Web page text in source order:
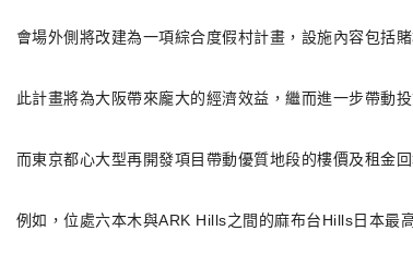
會場外側將改建為一項綜合度假村計畫，設施內容包括
此計畫將為大阪帶來龐大的經濟效益，繼而進一步帶動
而東京都心大型再開發項目帶動優質地段的樓價及租金回
例如，位處六本木與ARK Hills之間的麻布台Hills日本最